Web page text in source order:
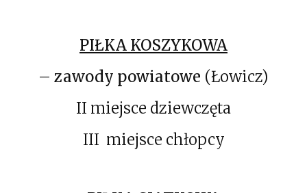
PIŁKA KOSZYKOWA
– zawody powiatowe (Łowicz)
II miejsce dziewczęta
III miejsce chłopcy